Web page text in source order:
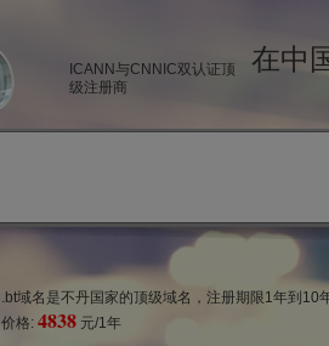
ICANN与CNNIC双认证顶
级注册商
在中
.bt域名是不丹国家的顶级域名，注册期限1年到10
价格: 4838 元/1年